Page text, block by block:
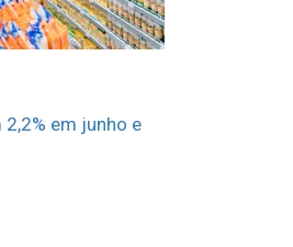
em junho e